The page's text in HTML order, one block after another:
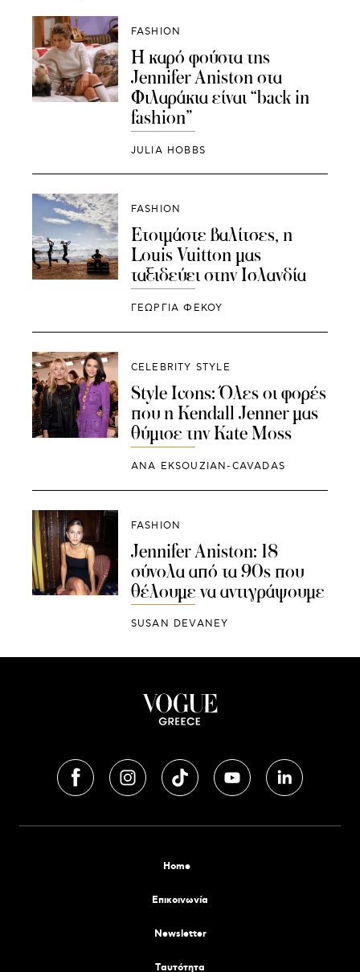
FASHION
H καρό φούστα της
Jennifer Aniston στα
Φιλαράκια είναι “back in
fashion”
JULIA HOBBS
FASHION
Eτοιμάστε βαλίτσες, η
Louis Vuitton μας
ταξιδεύει στην Ισλανδία
ΓΕΩΡΓΙΑ ΦΕΚΟΥ
CELEBRITY STYLE
Style Icons: Όλες οι φορές
που η Kendall Jenner μας
θύμισε την Kate Moss
ANA EKSOUZIAN-CAVADAS
FASHION
Jennifer Aniston: 18
σύνολα από τα 90s που
θέλουμε να αντιγράψουμε
SUSAN DEVANEY
Home
Επικοινωνία
Newsletter
Tαυτότητα